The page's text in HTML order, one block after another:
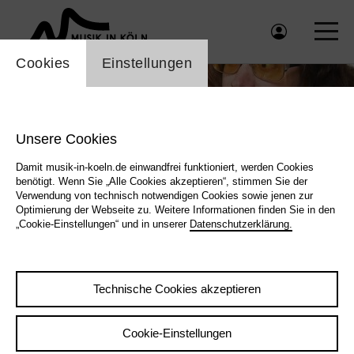
Einstellung Cookienbanner
Cookies Einstellungen
Unsere Cookies
Damit musik-in-koeln.de einwandfrei funktioniert, werden Cookies
benötigt. Wenn Sie „Alle Cookies akzeptieren“, stimmen Sie der
Verwendung von technisch notwendigen Cookies sowie jenen zur
Optimierung der Webseite zu. Weitere Informationen finden Sie in den
„Cookie-Einstellungen“ und in unserer Datenschutzerklärung.
Technische Cookies akzeptieren
Cookie-Einstellungen
Zurück|Übersicht